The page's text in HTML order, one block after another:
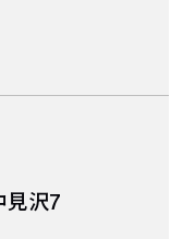
見沢7